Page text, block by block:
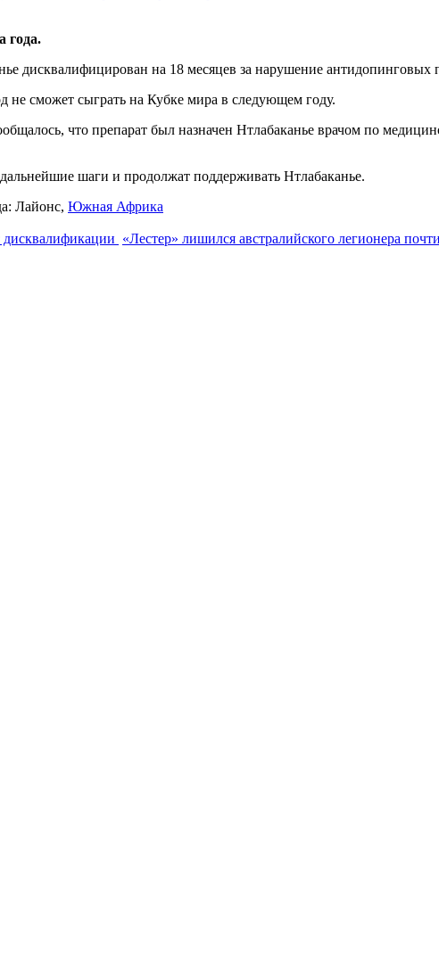
года.
дисквалифицирован на 18 месяцев за нарушение антидопинговых
не сможет сыграть на Кубке мира в следующем году.
что препарат был назначен Нтлабаканье врачом по
шаги и продолжат поддерживать Нтлабаканье.
Лайонс, Южная Африка
«Лестер» лишился австралийского легионера